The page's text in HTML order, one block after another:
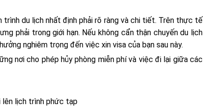
trình du lịch nhất định phải rõ ràng và chi tiết. Trên thực tế
phải trong giới hạn. Nếu không cẩn thận chuyến du lịch
nghiêm trọng đến việc xin visa của bạn sau này.
nơi cho phép hủy phòng miễn phí và việc đi lại giữa các
lên lịch trình phức tạp